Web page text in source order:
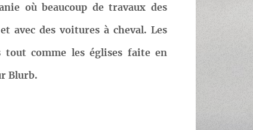
où beaucoup de travaux des
avec des voitures à cheval. Les
tout comme les églises faite en
Blurb.